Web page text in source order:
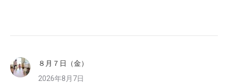
８月７日（金）
2026年8月7日